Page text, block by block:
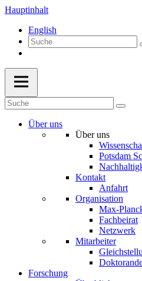
Hauptinhalt
English
Über uns
Über uns
Potsdam
Kontakt
Anfahrt
Organisation
Max-
Fachbeirat
Netzwerk
Mitarbeiter
Forschung